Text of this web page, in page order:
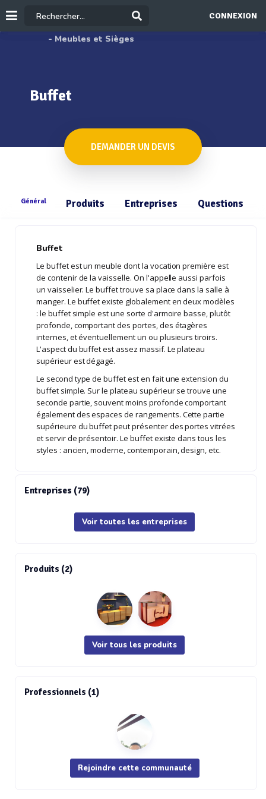
CONNEXION
- Meubles et Sièges
Buffet
DEMANDER UN DEVIS
Général Produits Entreprises Questions
Buffet
Le buffet est un meuble dont la vocation première est
de contenir de la vaisselle. On l'appelle aussi parfois
un vaisselier. Le buffet trouve sa place dans la salle à
manger. Le buffet existe globalement en deux modèles
: le buffet simple est une sorte d'armoire basse, plutôt
profonde, comportant des portes, des étagères
internes, et éventuellement un ou plusieurs tiroirs.
L'aspect du buffet est assez massif. Le plateau
supérieur est dégagé.
Le second type de buffet est en fait une extension du
buffet simple. Sur le plateau supérieur se trouve une
seconde partie, souvent moins profonde comportant
également des espaces de rangements. Cette partie
supérieure du buffet peut présenter des portes vitrées
et servir de présentoir. Le buffet existe dans tous les
styles : ancien, moderne, contemporain, design, etc.
Entreprises (79)
Voir toutes les entreprises
Produits (2)
Voir tous les produits
Professionnels (1)
Rejoindre cette communauté